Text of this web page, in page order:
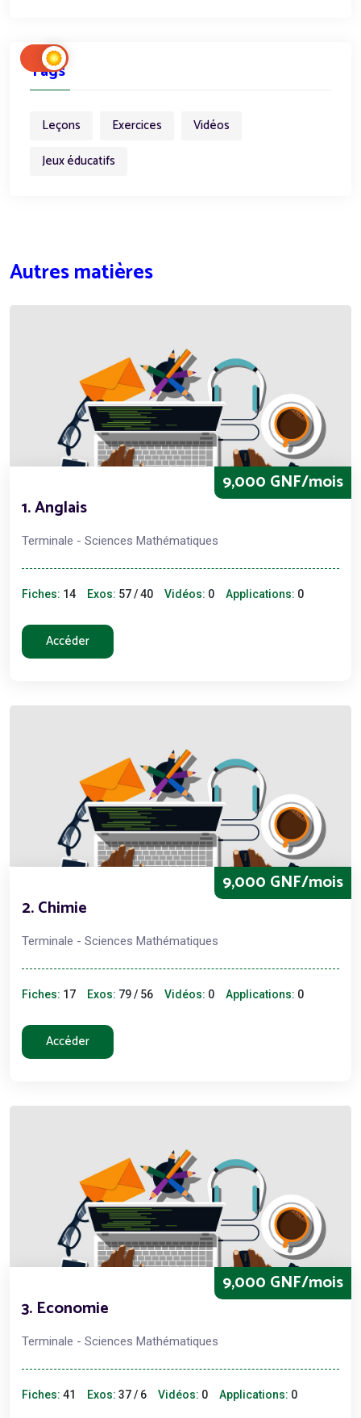
Tags
Leçons Exercices
Vidéos
Jeux éducatifs
Autres matières
9,000 GNF/mois
1. Anglais
Terminale - Sciences Mathématiques
Fiches: 14 Exos: 57 / 40 Vidéos: 0 Applications: 0
Accéder
9,000 GNF/mois
2. Chimie
Terminale - Sciences Mathématiques
Fiches: 17 Exos: 79 / 56 Vidéos: 0 Applications: 0
Accéder
9,000 GNF/mois
3. Economie
Terminale - Sciences Mathématiques
Fiches: 41 Exos: 37 / 6 Vidéos: 0 Applications: 0